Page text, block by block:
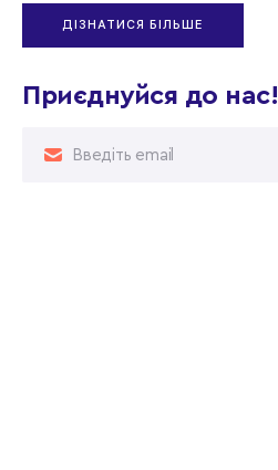
ДІЗНАТИСЯ БІЛЬШЕ
Приєднуйся до нас!